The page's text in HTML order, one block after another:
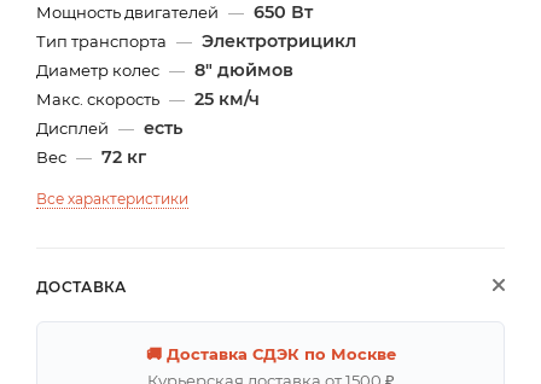
Мощность двигателей — 650 Вт
Тип транспорта — Электротрицикл
Диаметр колес — 8" дюймов
Макс. скорость — 25 км/ч
Дисплей — есть
Вес — 72 кг
Все характеристики
ДОСТАВКА
🚚 Доставка СДЭК по Москве